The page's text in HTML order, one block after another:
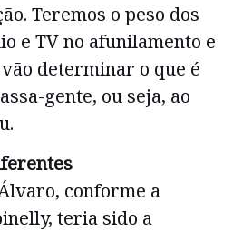
Teremos o peso dos
e TV no afunilamento e
determinar o que é
gente, ou seja, ao
conforme a
teria sido a